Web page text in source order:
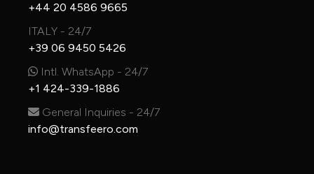
+44 20 4586 9665
ITALY - 24/7
+39 06 9450 5426
Intl. WhatsApp - 24/7
+1 424-339-1886
General Inquiries - 24/7
info@transfeero.com